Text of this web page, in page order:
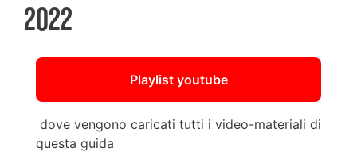
2022
Playlist youtube
dove vengono caricati tutti i video-materiali di
questa guida